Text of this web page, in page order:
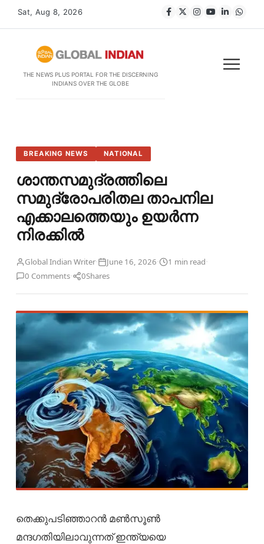
Sat, Aug 8, 2026
THE NEWS PLUS PORTAL FOR THE DISCERNING
INDIANS OVER THE GLOBE
BREAKING NEWS NATIONAL
ശാന്തസമുദ്രത്തിലെ
സമുദ്രോപരിതല താപനില
എക്കാലത്തെയും ഉയർന്ന
നിരക്കിൽ
Global Indian Writer· June 16, 2026· 1 min read·
0 Comments· 0Shares
തെക്കുപടിഞ്ഞാറൻ മൺസൂൺ
മന്ദഗതിയിലാവുന്നത് ഇന്ത്യയെ